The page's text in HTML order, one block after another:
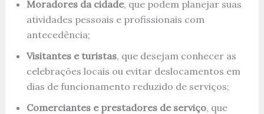
Moradores da cidade, que podem planejar suas
atividades pessoais e profissionais com
antecedência;
Visitantes e turistas, que desejam conhecer as
celebrações locais ou evitar deslocamentos em
dias de funcionamento reduzido de serviços;
Comerciantes e prestadores de serviço, que